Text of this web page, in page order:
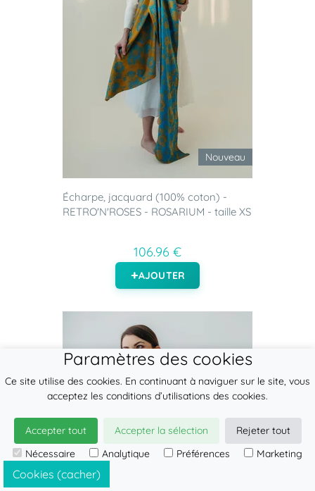
Nouveau
Écharpe, jacquard (100% coton) -
RETRO'N'ROSES - ROSARIUM - taille XS
106.96 €
AJOUTER
Cookies (cacher)
Paramètres des cookies
Ce site utilise des cookies. En continuant à naviguer sur le site, vous
acceptez les conditions d’utilisations des cookies.
Accepter tout Accepter la sélection
Rejeter tout
Nécessaire
Analytique Préférences Marketing